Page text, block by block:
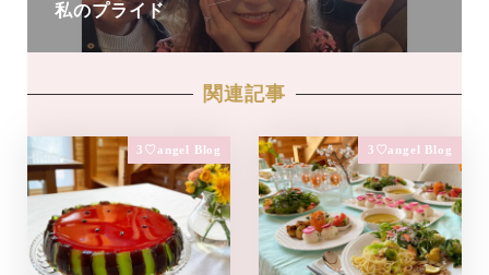
私のプライド
関連記事
3♡angel Blog 3♡angel Blog